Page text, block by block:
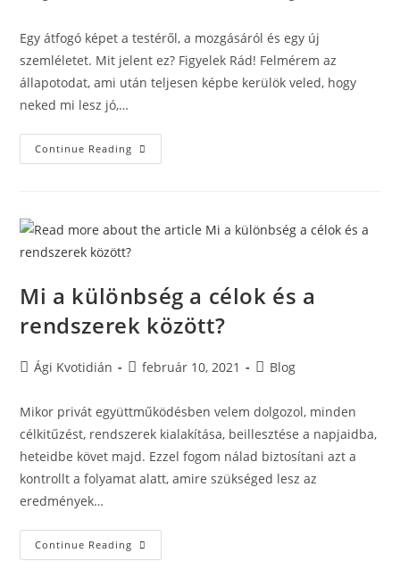
Egy átfogó képet a testéről, a mozgásáról és egy új
szemléletet. Mit jelent ez? Figyelek Rád! Felmérem az
állapotodat, ami után teljesen képbe kerülök veled, hogy
neked mi lesz jó,…
Continue Reading
Mi a különbség a célok és a
rendszerek között?
Ági Kvotidián február 10, 2021 Blog
Mikor privát együttműködésben velem dolgozol, minden
célkitűzést, rendszerek kialakítása, beillesztése a napjaidba,
heteidbe követ majd. Ezzel fogom nálad biztosítani azt a
kontrollt a folyamat alatt, amire szükséged lesz az
eredmények…
Continue Reading